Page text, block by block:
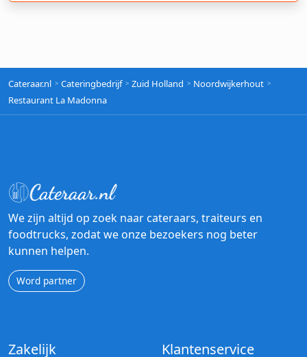
Cateraar.nl Cateringbedrijf Zuid Holland
Noordwijkerhout
Restaurant La Madonna
We zijn altijd op zoek naar cateraars, traiteurs en
foodtrucks, zodat we onze bezoekers nog beter
kunnen helpen.
Word partner
Zakelijk Klantenservice